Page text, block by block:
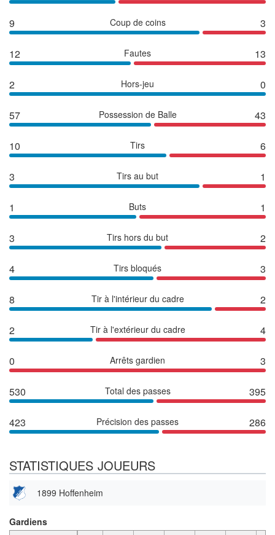
9 Coup de coins 3
12 Fautes 13
2 Hors-jeu 0
57 Possession de Balle 43
10 Tirs 6
3 Tirs au but 1
1 Buts 1
3 Tirs hors du but 2
4 Tirs bloqués 3
8 Tir à l'intérieur du cadre 2
2 Tir à l'extérieur du cadre 4
0 Arrêts gardien 3
530 Total des passes 395
423 Précision des passes 286
STATISTIQUES JOUEURS
1899 Hoffenheim
Gardiens